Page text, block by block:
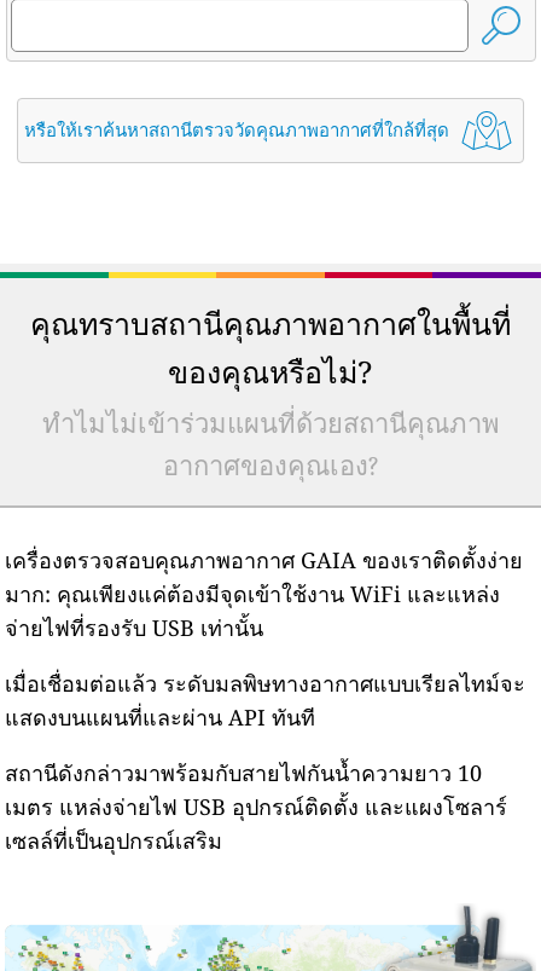
หรือให้เราค้นหาสถานีตรวจวัดคุณภาพอากาศที่ใกล้ที่สุด
คุณทราบสถานีคุณภาพอากาศในพื้นที่
ของคุณหรือไม่?
ทำไมไม่เข้าร่วมแผนที่ด้วยสถานีคุณภาพ
อากาศของคุณเอง?
เครื่องตรวจสอบคุณภาพอากาศ GAIA ของเราติดตั้งง่าย
มาก: คุณเพียงแค่ต้องมีจุดเข้าใช้งาน WiFi และแหล่ง
จ่ายไฟที่รองรับ USB เท่านั้น
เมื่อเชื่อมต่อแล้ว ระดับมลพิษทางอากาศแบบเรียลไทม์จะ
แสดงบนแผนที่และผ่าน API ทันที
สถานีดังกล่าวมาพร้อมกับสายไฟกันน้ำความยาว 10
เมตร แหล่งจ่ายไฟ USB อุปกรณ์ติดตั้ง และแผงโซลาร์
เซลล์ที่เป็นอุปกรณ์เสริม